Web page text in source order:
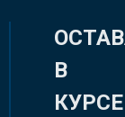
В
КУРСЕ